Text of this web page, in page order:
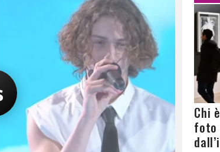
Chi
foto